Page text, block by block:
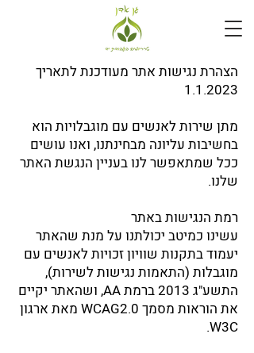
הצהרת נגישות אתר מעודכנת לתאריך
1.1.2023
מתן שירות לאנשים עם מוגבלויות הוא
בחשיבות עליונה מבחינתנו, ואנו עושים
ככל שמתאפשר לנו בעניין הנגשת האתר
שלנו.
רמת הנגישות באתר
עשינו כמיטב יכולתנו על מנת שהאתר
יעמוד בתקנות שוויון זכויות לאנשים עם
מוגבלות (התאמות נגישות לשירות),
התשע"ג 2013 ברמת AA, ושהאתר יקיים
את הוראות מסמך WCAG2.0 מאת ארגון
W3C.